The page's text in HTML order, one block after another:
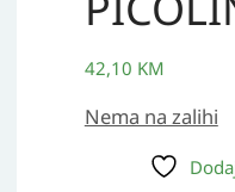
42,10 KM
Nema na zalihi